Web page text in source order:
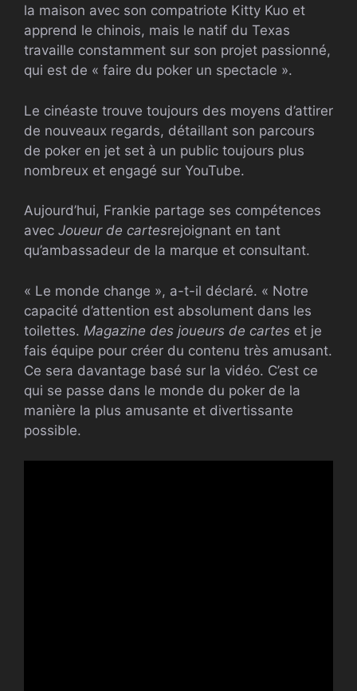
la maison avec son compatriote Kitty Kuo et
apprend le chinois, mais le natif du Texas
travaille constamment sur son projet passionné,
qui est de « faire du poker un spectacle ».
Le cinéaste trouve toujours des moyens d’attirer
de nouveaux regards, détaillant son parcours
de poker en jet set à un public toujours plus
nombreux et engagé sur YouTube.
Aujourd’hui, Frankie partage ses compétences
avec Joueur de cartesrejoignant en tant
qu’ambassadeur de la marque et consultant.
« Le monde change », a-t-il déclaré. « Notre
capacité d’attention est absolument dans les
toilettes. Magazine des joueurs de cartes et je
fais équipe pour créer du contenu très amusant.
Ce sera davantage basé sur la vidéo. C’est ce
qui se passe dans le monde du poker de la
manière la plus amusante et divertissante
possible.